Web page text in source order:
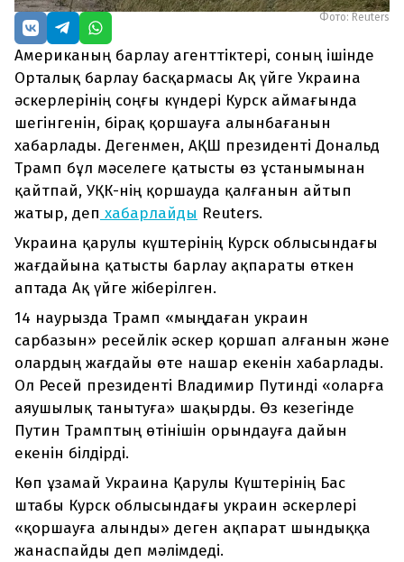
Фото: Reuters
Американың барлау агенттіктері, соның ішінде
Орталық барлау басқармасы Ақ үйге Украина
әскерлерінің соңғы күндері Курск аймағында
шегінгенін, бірақ қоршауға алынбағанын
хабарлады. Дегенмен, АҚШ президенті Дональд
Трамп бұл мәселеге қатысты өз ұстанымынан
қайтпай, УҚК-нің қоршауда қалғанын айтып
жатыр, деп хабарлайды Reuters.
Украина қарулы күштерінің Курск облысындағы
жағдайына қатысты барлау ақпараты өткен
аптада Ақ үйге жіберілген.
14 наурызда Трамп «мыңдаған украин
сарбазын» ресейлік әскер қоршап алғанын және
олардың жағдайы өте нашар екенін хабарлады.
Ол Ресей президенті Владимир Путинді «оларға
аяушылық танытуға» шақырды. Өз кезегінде
Путин Трамптың өтінішін орындауға дайын
екенін білдірді.
Көп ұзамай Украина Қарулы Күштерінің Бас
штабы Курск облысындағы украин әскерлері
«қоршауға алынды» деген ақпарат шындыққа
жанаспайды деп мәлімдеді.